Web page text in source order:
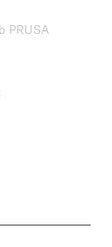
PRUSA